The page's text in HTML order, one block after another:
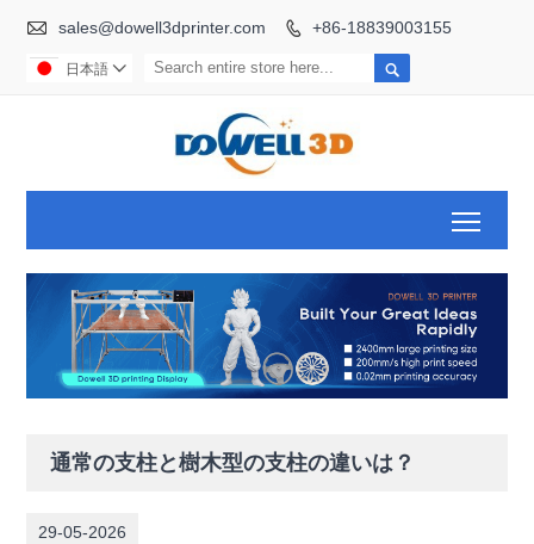
 sales@dowell3dprinter.com  +86-18839003155

日本語 
通常の支柱と樹木型の支柱の違いは？
29-05-2026